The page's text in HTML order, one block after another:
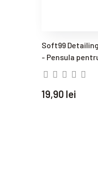
Soft99
- Pensula
19,90 lei